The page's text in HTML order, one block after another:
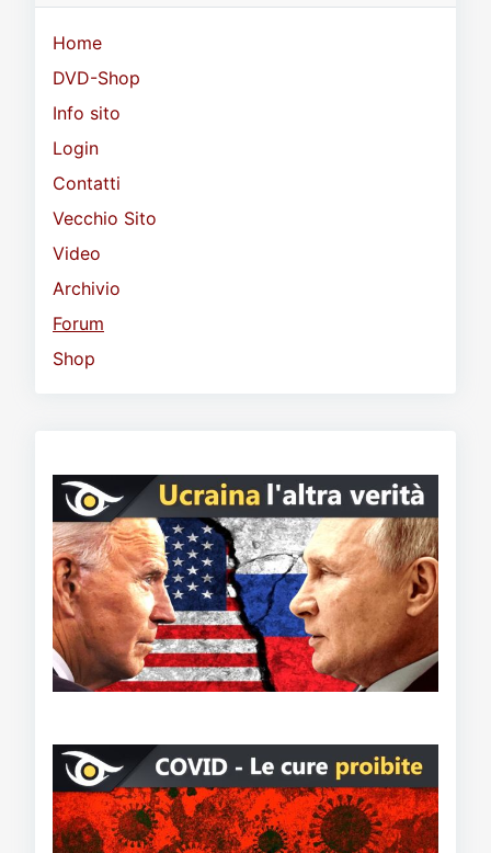
Home
DVD-Shop
Info sito
Login
Contatti
Vecchio Sito
Video
Archivio
Forum
Shop